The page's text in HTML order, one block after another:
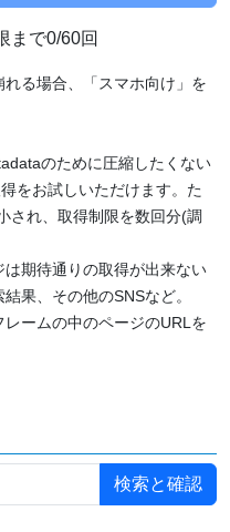
まで0/60回
る場合、「スマホ向け」を
のために圧縮したくない
をお試しいただけます。た
され、取得制限を数回分(調
期待通りの取得が出来ない
果、その他のSNSなど。
ームの中のページのURLを